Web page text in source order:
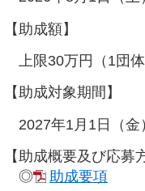
【助成額】
上限30万円（1団体
【助成対象期間】
2027年1月1日（金
【助成概要及び応募
◎
助成要項